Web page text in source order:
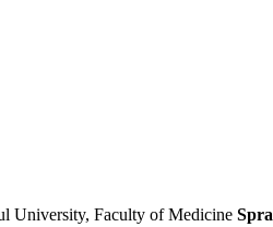
University, Faculty of Medicine